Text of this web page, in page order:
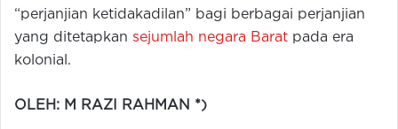
“perjanjian ketidakadilan” bagi berbagai perjanjian
yang ditetapkan sejumlah negara Barat pada era
kolonial.
OLEH: M RAZI RAHMAN *)